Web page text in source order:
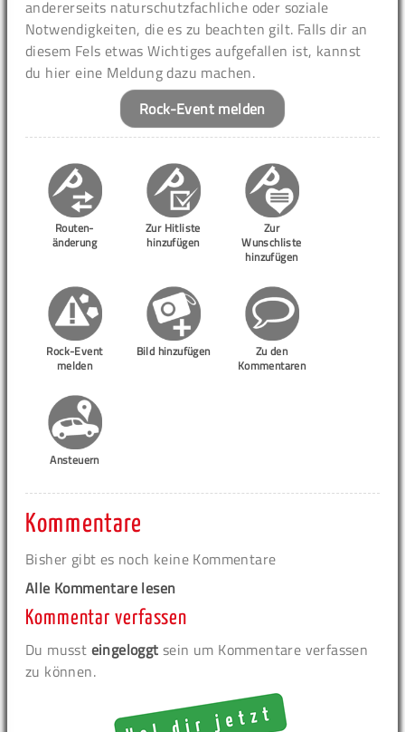
andererseits naturschutzfachliche oder soziale
Notwendigkeiten, die es zu beachten gilt. Falls dir an
diesem Fels etwas Wichtiges aufgefallen ist, kannst
du hier eine Meldung dazu machen.
Rock-Event melden
Routen-
änderung
Zur Hitliste
hinzufügen
Zur
Wunschliste
hinzufügen
Rock-Event
melden
Bild hinzufügen
Zu den
Kommentaren
Ansteuern
Kommentare
Bisher gibt es noch keine Kommentare
Alle Kommentare lesen
Kommentar verfassen
Du musst eingeloggt sein um Kommentare verfassen
zu können.